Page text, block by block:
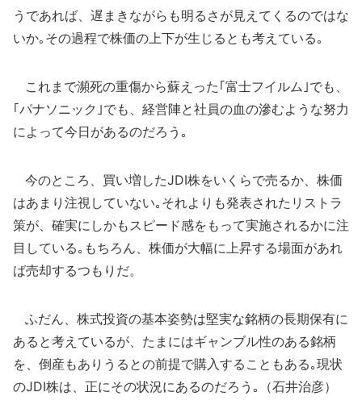
うであれば、遅まきながらも明るさが見えてくるのではな
いか｡その過程で株価の上下が生じるとも考えている｡
これまで瀕死の重傷から蘇えった｢富士フイルム｣でも、
｢パナソニック｣でも、経営陣と社員の血の滲むような努力
によって今日があるのだろう｡
今のところ、買い増したJDI株をいくらで売るか、株価
はあまり注視していない｡それよりも発表されたリストラ
策が、確実にしかもスピード感をもって実施されるかに注
目している｡もちろん、株価が大幅に上昇する場面があれ
ば売却するつもりだ。
ふだん、株式投資の基本姿勢は堅実な銘柄の長期保有に
あると考えているが、たまにはギャンブル性のある銘柄
を、倒産もありうるとの前提で購入することもある｡現状
のJDI株は、正にその状況にあるのだろう｡（石井治彦）